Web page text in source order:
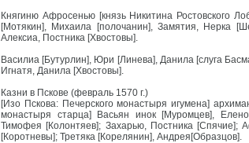
Княгиню Афросенью [князь Никитина Ростовского
[Мотякин], Михаила [полочанин], Замятия, Нерка
Алексиа, Постника [Хвостовы].
Василиа [Бутурлин], Юри [Линева], Данила [слуга
Игнатя, Данила [Хвостовы].
Казни в Пскове (февраль 1570 г.)
[Изо Пскова: Печерского монастыря игумена]
монастыря старца] Васьян инок [Муромцев],
Тимофея [Колонтяев]; Захарью, Постника
[Коротневы]; Третяка [Корелянин], Андрея[Образцов].